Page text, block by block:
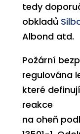
tedy
obkladů
Albondatd.
Požární
regulována
které definují
reakce
na oheň